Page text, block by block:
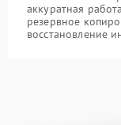
аккуратная
резервное
восстановление